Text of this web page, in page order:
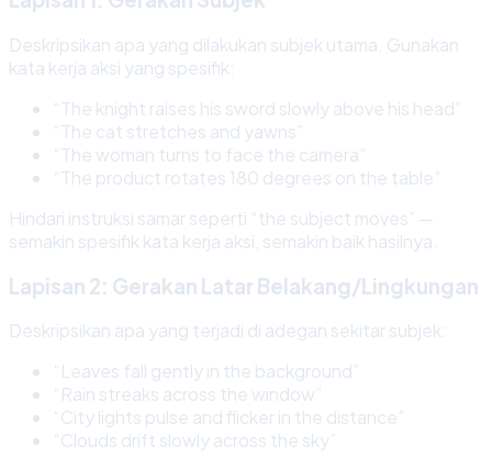
Deskripsikan apa yang dilakukan subjek utama. Gunakan
kata kerja aksi yang spesifik:
“The knight raises his sword slowly above his head”
“The cat stretches and yawns”
“The woman turns to face the camera”
“The product rotates 180 degrees on the table”
Hindari instruksi samar seperti “the subject moves” —
semakin spesifik kata kerja aksi, semakin baik hasilnya.
Lapisan 2: Gerakan Latar Belakang/Lingkungan
Deskripsikan apa yang terjadi di adegan sekitar subjek:
“Leaves fall gently in the background”
“Rain streaks across the window”
“City lights pulse and flicker in the distance”
“Clouds drift slowly across the sky”